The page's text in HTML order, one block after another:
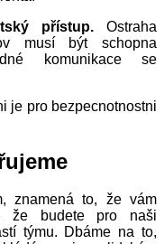
přístup.Ostraha
musí být schopna
komunikace se
znamená to, že vám
že budete pro naši
týmu. Dbáme na to,